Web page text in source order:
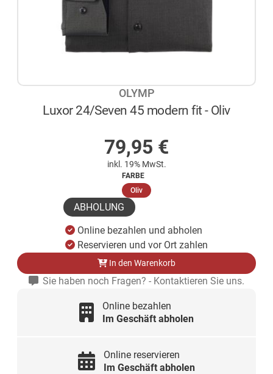
OLYMP
Luxor 24/Seven 45 modern fit - Oliv
79,95 €
inkl. 19% MwSt.
FARBE
Oliv(ausgewählt)
ABHOLUNG
Online bezahlen und abholen
Reservieren und vor Ort zahlen
In den Warenkorb
Sie haben noch Fragen? - Kontaktieren Sie uns.
Online bezahlen
Im Geschäft abholen
Online reservieren
Im Geschäft abholen